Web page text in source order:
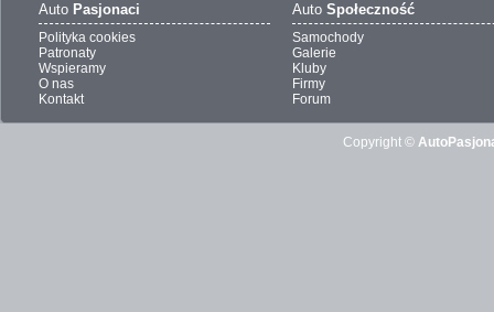
Auto Pasjonaci
Polityka cookies
Patronaty
Wspieramy
O nas
Kontakt
Auto Społeczność
Samochody
Galerie
Kluby
Firmy
Forum
Copyright ©